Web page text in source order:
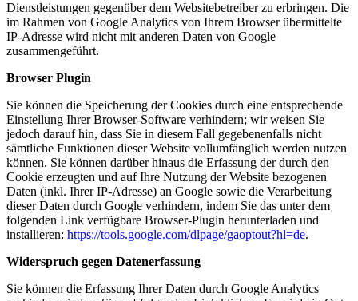
Dienstleistungen gegenüber dem Websitebetreiber zu erbringen. Die
im Rahmen von Google Analytics von Ihrem Browser übermittelte
IP-Adresse wird nicht mit anderen Daten von Google
zusammengeführt.
Browser Plugin
Sie können die Speicherung der Cookies durch eine entsprechende
Einstellung Ihrer Browser-Software verhindern; wir weisen Sie
jedoch darauf hin, dass Sie in diesem Fall gegebenenfalls nicht
sämtliche Funktionen dieser Website vollumfänglich werden nutzen
können. Sie können darüber hinaus die Erfassung der durch den
Cookie erzeugten und auf Ihre Nutzung der Website bezogenen
Daten (inkl. Ihrer IP-Adresse) an Google sowie die Verarbeitung
dieser Daten durch Google verhindern, indem Sie das unter dem
folgenden Link verfügbare Browser-Plugin herunterladen und
installieren: https://tools.google.com/dlpage/gaoptout?hl=de.
Widerspruch gegen Datenerfassung
Sie können die Erfassung Ihrer Daten durch Google Analytics